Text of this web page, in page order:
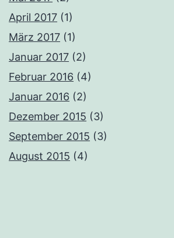
April 2017 (1)
März 2017 (1)
Januar 2017 (2)
Februar 2016 (4)
Januar 2016 (2)
Dezember 2015 (3)
September 2015 (3)
August 2015 (4)